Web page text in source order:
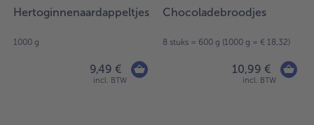
Hertoginnenaardappeltjes
1000 g
9,49 €
incl. BTW
Chocoladebroodjes
8 stuks = 600 g (1000 g = € 18,32)
10,99 €
incl. BTW